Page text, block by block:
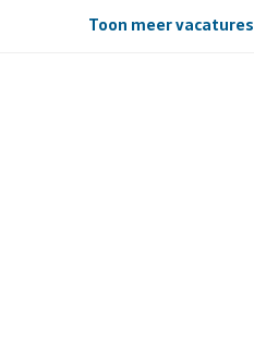
Toon meer vacatures